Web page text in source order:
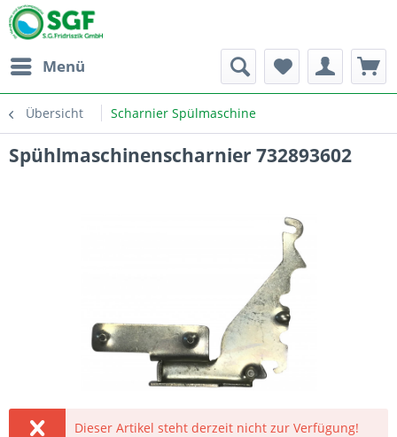
Menü
Übersicht Scharnier Spülmaschine
Spühlmaschinenscharnier 732893602
Dieser Artikel steht derzeit nicht zur Verfügung!